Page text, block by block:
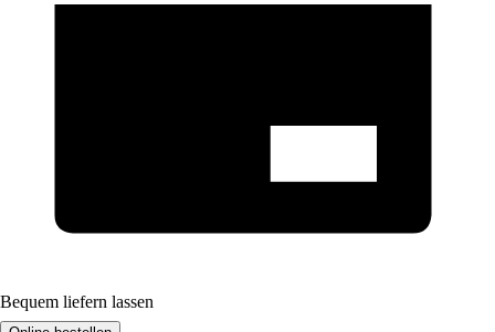
Bequem liefern lassen